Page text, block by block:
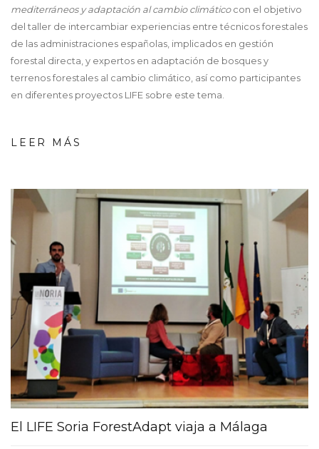
mediterráneos y adaptación al cambio climáticocon el objetivo
del taller de intercambiar experiencias entre técnicos forestales
de las administraciones españolas, implicados en gestión
forestal directa, y expertos en adaptación de bosques y
terrenos forestales al cambio climático, así como participantes
en diferentes proyectos LIFE sobre este tema.
LEER MÁS
El LIFE Soria ForestAdapt viaja a Málaga